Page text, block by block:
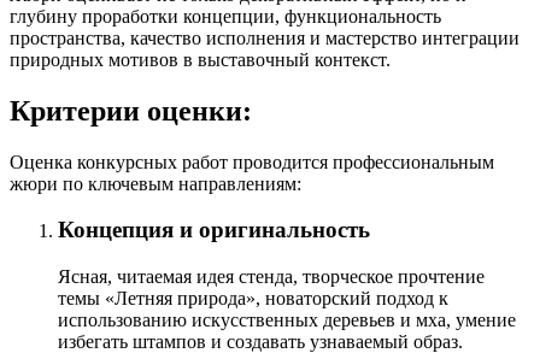
глубину проработки концепции, функциональность
пространства, качество исполнения и мастерство интеграции
природных мотивов в выставочный контекст.
Критерии оценки:
Оценка конкурсных работ проводится профессиональным
жюри по ключевым направлениям:
Концепция и оригинальность
Ясная, читаемая идея стенда, творческое прочтение
темы «Летняя природа», новаторский подход к
использованию искусственных деревьев и мха, умение
избегать штампов и создавать узнаваемый образ.